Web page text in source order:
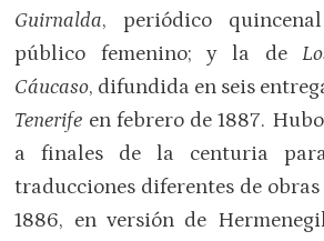
Guirnalda, periódico
público femenino; y la de
Cáucaso, difundida en seis
Tenerife en febrero de 1887.
a finales de la centuria
traducciones diferentes de
1886, en versión de